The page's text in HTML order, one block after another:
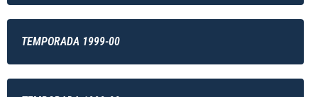
TEMPORADA 1999-00